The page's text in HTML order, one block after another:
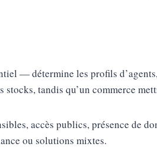
— détermine les profils
tandis qu’un commerce
accès publics, présence de
ou solutions mixtes.